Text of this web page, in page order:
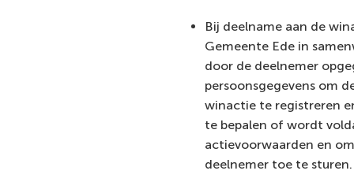
Bij deelname aan de
Gemeente Ede in
door de deelnemer
persoonsgegevens om
winactie te registreren
te bepalen of wordt
actievoorwaarden en
deelnemer toe te sturen.